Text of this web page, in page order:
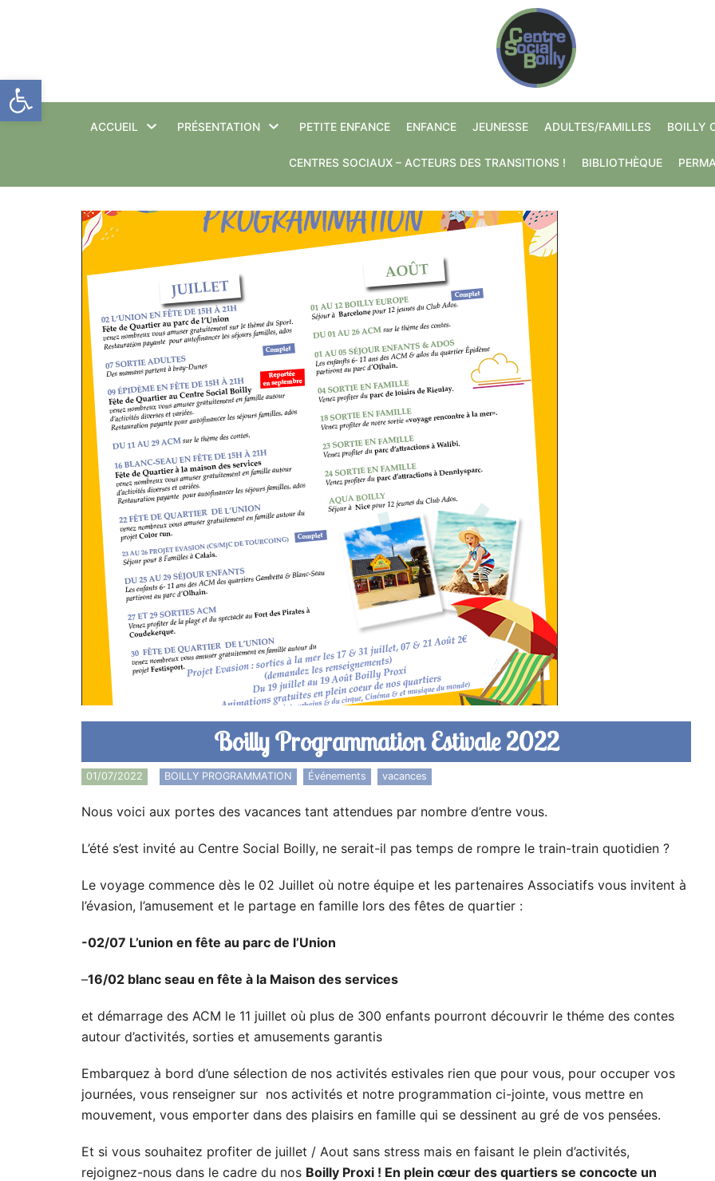
Ouvrir la barre d’outils
contenu
ACCUEIL PRÉSENTATION PETITE ENFANCE ENFANCE JEUNESSE ADULTES/FAMILLES BOILLY
CENTRES SOCIAUX – ACTEURS DES TRANSITIONS ! BIBLIOTHÈQUE
Boilly Programmation Estivale 2022
01/07/2022 BOILLY PROGRAMMATION Événements vacances
Nous voici aux portes des vacances tant attendues par nombre d’entre vous.
L’été s’est invité au Centre Social Boilly, ne serait-il pas temps de rompre le train-train quotidien ?
Le voyage commence dès le 02 Juillet où notre équipe et les partenaires Associatifs vous invitent à
l’évasion, l’amusement et le partage en famille lors des fêtes de quartier :
-02/07 L’union en fête au parc de l’Union
–16/02 blanc seau en fête à la Maison des services
et démarrage des ACM le 11 juillet où plus de 300 enfants pourront découvrir le théme des contes
autour d’activités, sorties et amusements garantis
Embarquez à bord d’une sélection de nos activités estivales rien que pour vous, pour occuper vos
journées, vous renseigner sur nos activités et notre programmation ci-jointe, vous mettre en
mouvement, vous emporter dans des plaisirs en famille qui se dessinent au gré de vos pensées.
Et si vous souhaitez profiter de juillet / Aout sans stress mais en faisant le plein d’activités,
rejoignez-nous dans le cadre du nos Boilly Proxi ! En plein cœur des quartiers se concocte un